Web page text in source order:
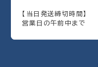
【当日発送締切時間】
営業日の午前中まで